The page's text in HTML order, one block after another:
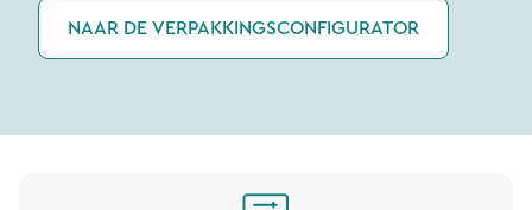
NAAR DE VERPAKKINGSCONFIGURATOR